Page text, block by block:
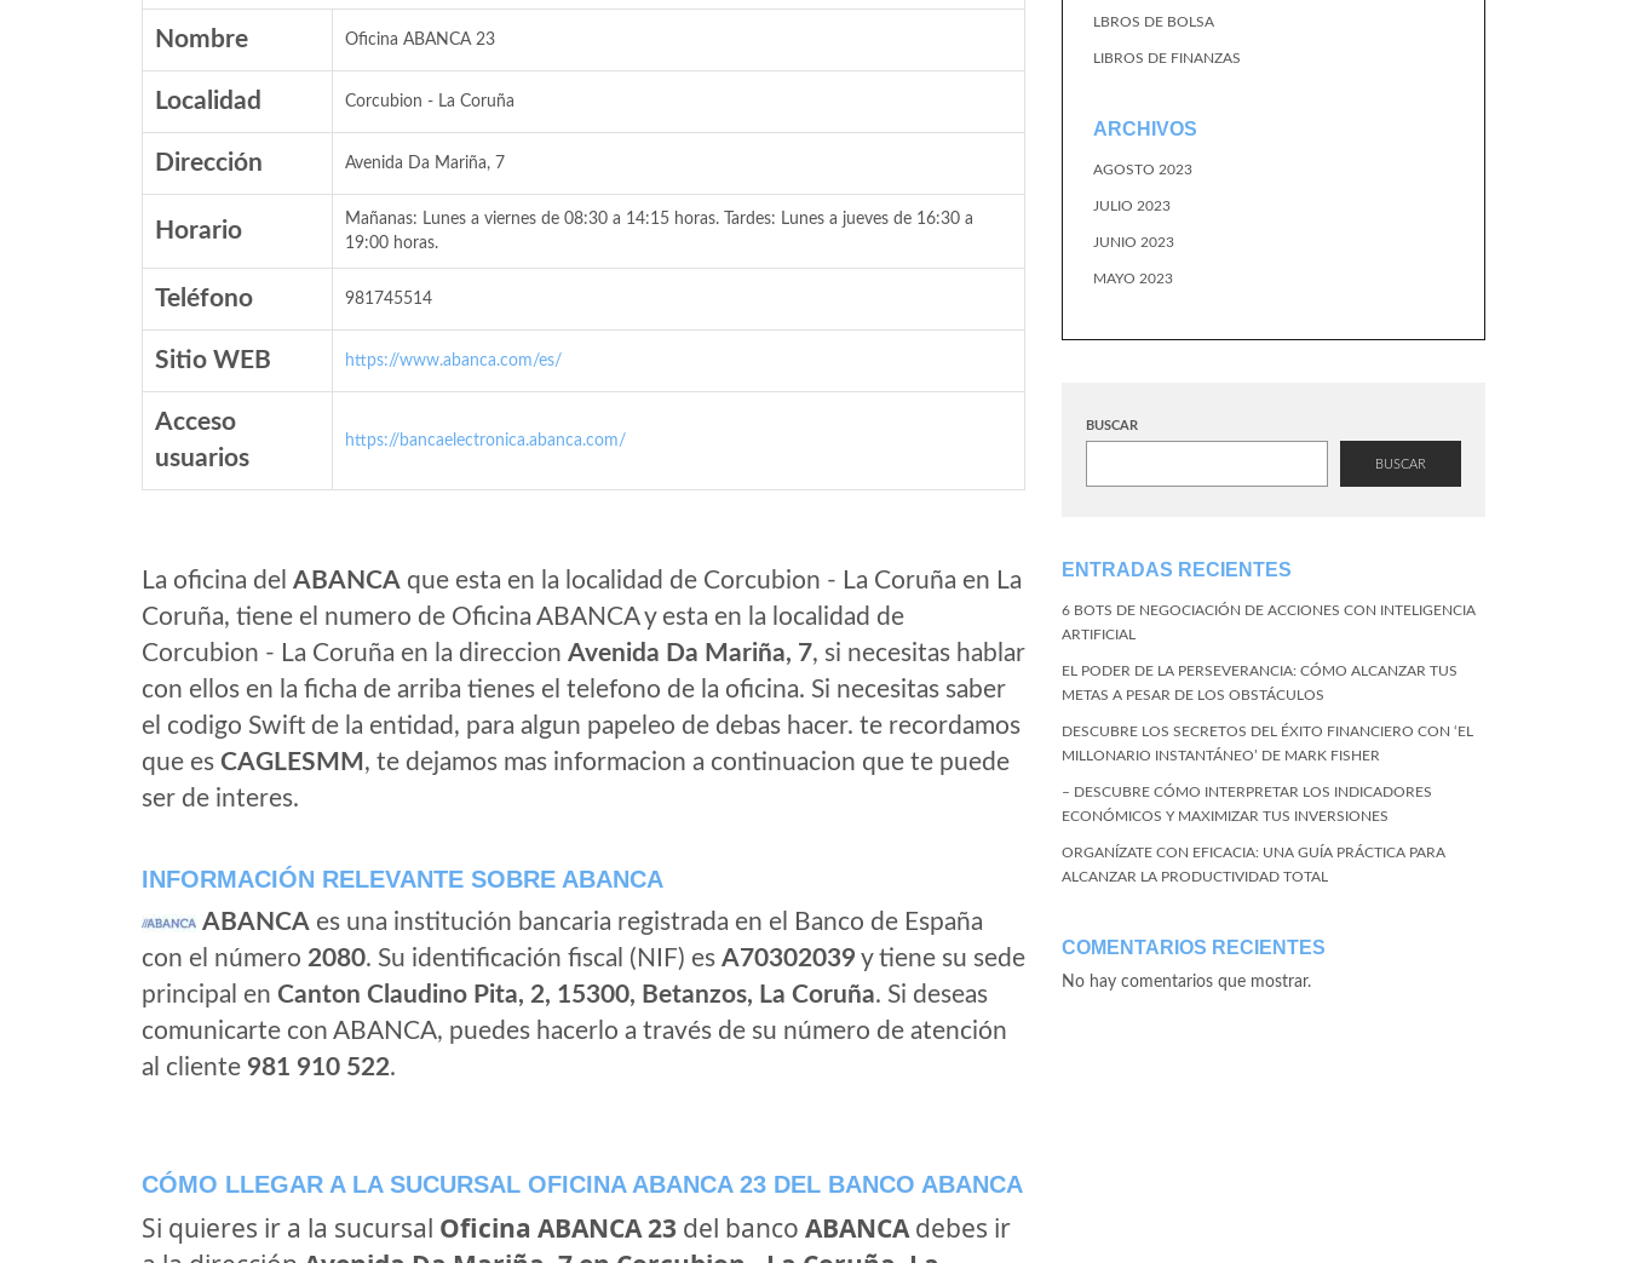
Nombre Oficina ABANCA 23
Localidad Corcubion - La Coruña
Dirección Avenida Da Mariña, 7
Horario
Mañanas: Lunes a viernes de 08:30 a 14:15 horas. Tardes: Lunes a jueves de 16:30 a
19:00 horas.
Teléfono 981745514
Sitio WEB https://www.abanca.com/es/
Acceso
usuarios
https://bancaelectronica.abanca.com/
La oficina del ABANCA que esta en la localidad de Corcubion - La Coruña en La
Coruña, tiene el numero de Oficina ABANCA y esta en la localidad de
Corcubion - La Coruña en la direccion Avenida Da Mariña, 7, si necesitas hablar
con ellos en la ficha de arriba tienes el telefono de la oficina. Si necesitas saber
el codigo Swift de la entidad, para algun papeleo de debas hacer. te recordamos
que es CAGLESMM , te dejamos mas informacion a continuacion que te puede
ser de interes.
INFORMACIÓN RELEVANTE SOBRE ABANCA
ABANCA es una institución bancaria registrada en el Banco de España
con el número 2080. Su identificación fiscal (NIF) es A70302039 y tiene su sede
principal en Canton Claudino Pita, 2, 15300, Betanzos, La Coruña. Si deseas
comunicarte con ABANCA, puedes hacerlo a través de su número de atención
al cliente 981 910 522.
CÓMO LLEGAR A LA SUCURSAL OFICINA ABANCA 23 DEL BANCO ABANCA
Si quieres ir a la sucursal Oficina ABANCA 23 del banco ABANCAdebes ir
LBROS DE BOLSA
LIBROS DE FINANZAS
ARCHIVOS
AGOSTO 2023
JULIO 2023
JUNIO 2023
MAYO 2023
BUSCAR
BUSCAR
ENTRADAS RECIENTES
6 BOTS DE NEGOCIACIÓN DE ACCIONES CON INTELIGENCIA
ARTIFICIAL
EL PODER DE LA PERSEVERANCIA: CÓMO ALCANZAR TUS
METAS A PESAR DE LOS OBSTÁCULOS
DESCUBRE LOS SECRETOS DEL ÉXITO FINANCIERO CON ‘EL
MILLONARIO INSTANTÁNEO’ DE MARK FISHER
– DESCUBRE CÓMO INTERPRETAR LOS INDICADORES
ECONÓMICOS Y MAXIMIZAR TUS INVERSIONES
ORGANÍZATE CON EFICACIA: UNA GUÍA PRÁCTICA PARA
ALCANZAR LA PRODUCTIVIDAD TOTAL
COMENTARIOS RECIENTES
No hay comentarios que mostrar.